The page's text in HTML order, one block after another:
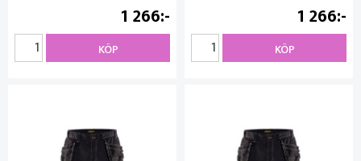
1 266
KÖP
1 266
KÖP